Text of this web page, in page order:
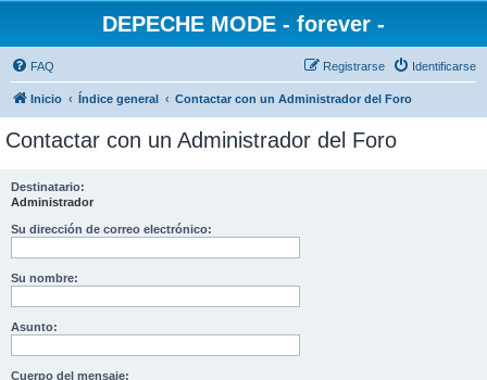
DEPECHE MODE - forever -
FAQ Identificarse
Registrarse
Inicio Índice general Contactar con un Administrador del Foro
Contactar con un Administrador del Foro
Destinatario:
Administrador
Su dirección de correo electrónico:
Su nombre:
Asunto:
Cuerpo del mensaje: